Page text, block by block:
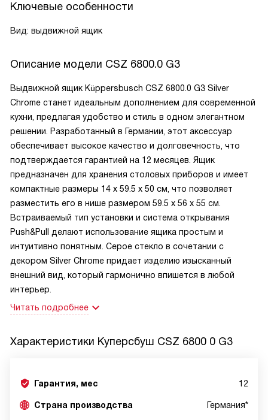
Ключевые особенности
Вид: выдвижной ящик
Описание модели CSZ 6800.0 G3
Выдвижной ящик Küppersbusch CSZ 6800.0 G3 Silver
Chrome станет идеальным дополнением для современной
кухни, предлагая удобство и стиль в одном элегантном
решении. Разработанный в Германии, этот аксессуар
обеспечивает высокое качество и долговечность, что
подтверждается гарантией на 12 месяцев. Ящик
предназначен для хранения столовых приборов и имеет
компактные размеры 14 x 59.5 x 50 см, что позволяет
разместить его в нише размером 59.5 x 56 x 55 см.
Встраиваемый тип установки и система открывания
Push&Pull делают использование ящика простым и
интуитивно понятным. Серое стекло в сочетании с
декором Silver Chrome придает изделию изысканный
внешний вид, который гармонично впишется в любой
интерьер.
Читать подробнее
Характеристики Куперсбуш CSZ 6800 0 G3
Гарантия, мес 12
Страна производства Германия*